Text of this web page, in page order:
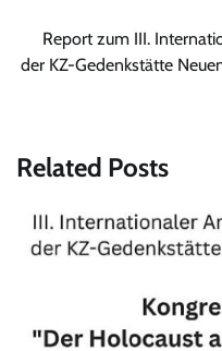
Report zum III.
der KZ-Gedenkstätte
Related Posts